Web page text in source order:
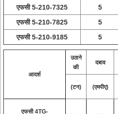
एफसी 5-210-7325 5
एफसी 5-210-7825
5
एफसी 5-210-9185
5
आदर्श
उठाने
की
दबाव
(टन) (एमपीए)
एफसी 4TG-